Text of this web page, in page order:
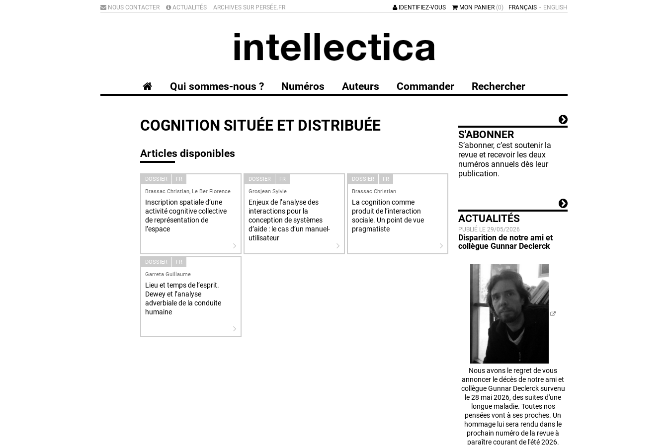
ENGLISH
FRANÇAIS
IDENTIFIEZ-VOUS MON PANIER (0)
NOUS CONTACTER ACTUALITÉS ARCHIVES SUR PERSÉE.FR
Qui sommes-nous ? Numéros Auteurs Commander Rechercher
COGNITION SITUÉE ET DISTRIBUÉE
Articles disponibles
DOSSIER
FR
Brassac Christian, Le Ber Florence
Inscription spatiale d’une
activité cognitive collective
de représentation de
l’espace
DOSSIER
FR
Grosjean Sylvie
Enjeux de l’analyse des
interactions pour la
conception de systèmes
d’aide : le cas d’un manuel-
utilisateur
DOSSIER
FR
Brassac Christian
La cognition comme
produit de l’interaction
sociale. Un point de vue
pragmatiste
DOSSIER
FR
Garreta Guillaume
Lieu et temps de l’esprit.
Dewey et l’analyse
adverbiale de la conduite
humaine
S'ABONNER
S’abonner, c’est soutenir la
revue et recevoir les deux
numéros annuels dès leur
publication.
ACTUALITÉS
PUBLIÉ LE 29/05/2026
Disparition de notre ami et
collègue Gunnar Declerck
Nous avons le regret de vous
annoncer le décès de notre ami et
collègue Gunnar Declerck survenu
le 28 mai 2026, des suites d'une
longue maladie. Toutes nos
pensées vont à ses proches. Un
hommage lui sera rendu dans le
prochain numéro de la revue à
paraître courant de l'été 2026.